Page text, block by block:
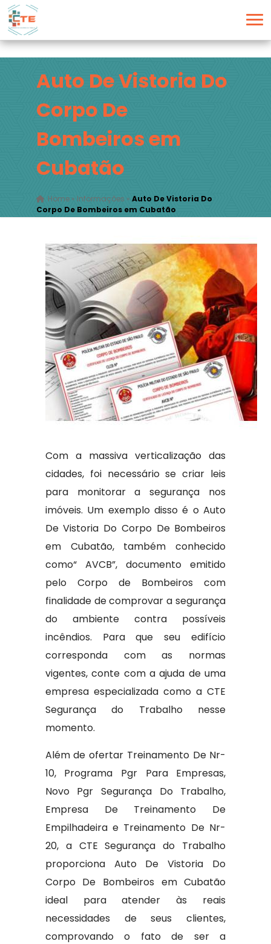
Auto De Vistoria Do
Corpo De
Bombeiros em
Cubatão
Home» Informações » Auto De Vistoria Do
Corpo De Bombeiros em Cubatão
Com a massiva verticalização das
cidades, foi necessário se criar leis
para monitorar a segurança nos
imóveis. Um exemplo disso é o Auto
De Vistoria Do Corpo De Bombeiros
em Cubatão, também conhecido
como“ AVCB”, documento emitido
pelo Corpo de Bombeiros com
finalidade de comprovar a segurança
do ambiente contra possíveis
incêndios. Para que seu edifício
corresponda com as normas
vigentes, conte com a ajuda de uma
empresa especializada como a CTE
Segurança do Trabalho nesse
momento.
Além de ofertar Treinamento De Nr-
10, Programa Pgr Para Empresas,
Novo Pgr Segurança Do Trabalho,
Empresa De Treinamento De
Empilhadeira e Treinamento De Nr-
20, a CTE Segurança do Trabalho
proporciona Auto De Vistoria Do
Corpo De Bombeiros em Cubatão
ideal para atender às reais
necessidades de seus clientes,
comprovando o fato de ser a